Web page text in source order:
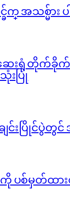
အသစ္မ်ား ပ
ေးရုံ တိုက်ခို
းပြု
ျင်းပြိုင်ပွဲ
းကို ပစ်မှတ်ထ